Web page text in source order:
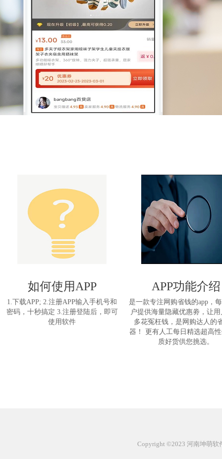
如何使用APP
1.下载APP; 2.注册APP输入手机号和
密码，十秒搞定 3.注册登陆后，即可
使用软件
APP功能介绍
是一款专注网购省钱的app，
户提供海量隐藏优惠劵，让
多花冤枉钱，是网购达人的
器！ 更有人工每日精选超高
质好货供您挑选。
Copyright ©2023 河南坤萌